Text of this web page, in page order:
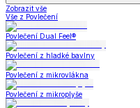
Zobrazit vše
Vše z Povlečení
Povlečení Dual Feel®
Povlečení z hladké bavlny
Povlečení z mikrovlákna
Povlečení z mikroplyše